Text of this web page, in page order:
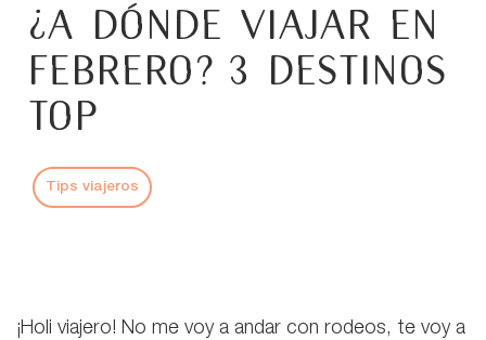
¿A dónde viajar en
febrero? 3 Destinos
TOP
Tips viajeros
¡Holi viajero! No me voy a andar con rodeos, te voy a